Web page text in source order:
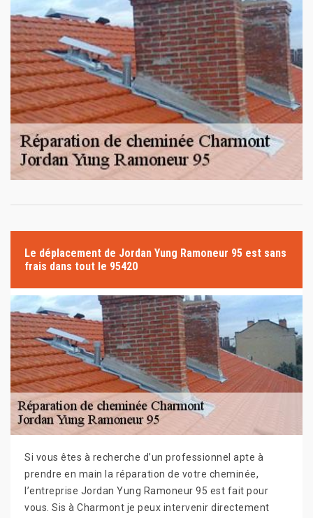
Le déplacement de Jordan Yung Ramoneur 95 est sans
frais dans tout le 95420
Si vous êtes à recherche d’un professionnel apte à
prendre en main la réparation de votre cheminée,
l’entreprise Jordan Yung Ramoneur 95 est fait pour
vous. Sis à Charmont je peux intervenir directement